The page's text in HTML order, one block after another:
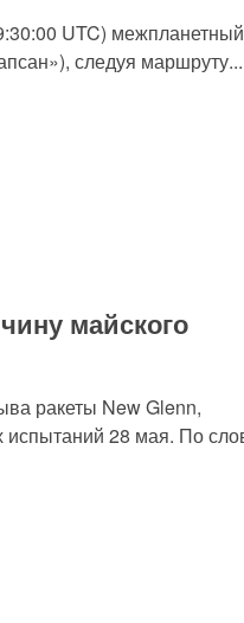
UTC)
следуя маршруту...
майского
ракеты New Glenn,
28 мая. По